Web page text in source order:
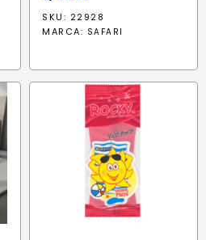
SKU: 22928
MARCA: SAFARI